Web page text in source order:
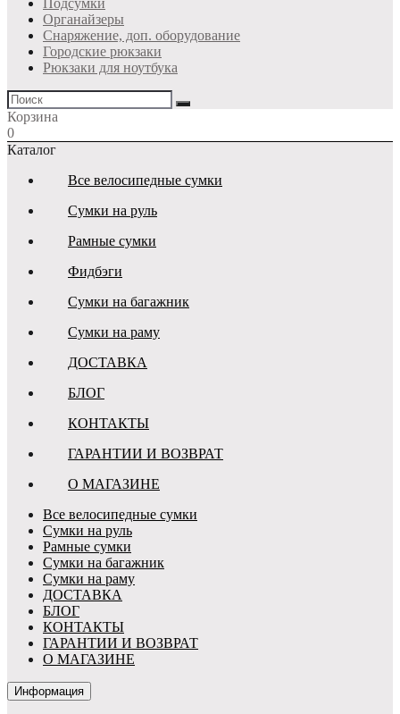
Подсумки
Органайзеры
Снаряжение, доп. оборудование
Городские рюкзаки
Рюкзаки для ноутбука
Корзина
0
Каталог
Все велосипедные сумки
Сумки на руль
Рамные сумки
Фидбэги
Сумки на багажник
Сумки на раму
ДОСТАВКА
БЛОГ
КОНТАКТЫ
ГАРАНТИИ И ВОЗВРАТ
О МАГАЗИНЕ
Все велосипедные сумки
Сумки на руль
Рамные сумки
Сумки на багажник
Сумки на раму
ДОСТАВКА
БЛОГ
КОНТАКТЫ
ГАРАНТИИ И ВОЗВРАТ
О МАГАЗИНЕ
Информация